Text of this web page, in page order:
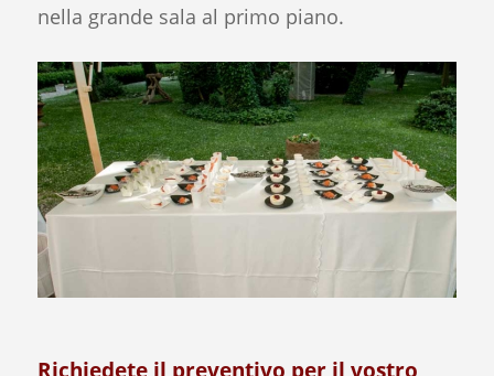
nella grande sala al primo piano.
Richiedete il preventivo per il vostro